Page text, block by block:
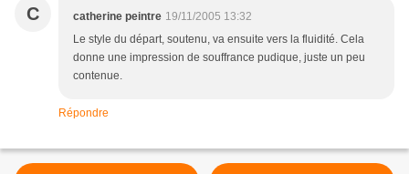
C catherine peintre 19/11/2005 13:32
Le style du départ, soutenu, va ensuite vers la fluidité. Cela
donne une impression de souffrance pudique, juste un peu
contenue.
Répondre